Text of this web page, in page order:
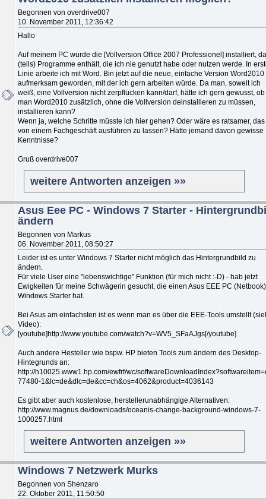
Begonnen von overdrive007
10. November 2011, 12:36:42
Hallo
Auf meinem PC wurde die [Vollversion Office 2007 Professionel] installiert,
(teils) Programme enthält, die ich nie genutzt habe oder nutzen werde. In
Linie arbeite ich mit Word. Bin jetzt auf die neue, einfache Version Word2010
aufmerksam geworden, mit der ich gern arbeiten würde. Da man, soweit ich
weiß, eine Vollversion nicht zerpflücken kann/darf, hätte ich gern gewusst, ob
man Word2010 zusätzlich, ohne die Vollversion deinstallieren zu müssen,
installieren kann?
Wenn ja, welche Schritte müsste ich hier gehen? Oder wäre es ratsamer, das
von einem Fachgeschäft ausführen zu lassen? Hätte jemand davon gewisse
Kenntnisse?
Gruß overdrive007
weitere Antworten anzeigen »»
Asus Eee PC - Windows 7 Starter -
ändern
Begonnen von Markus
06. November 2011, 08:50:27
Leider ist es unter Windows 7 Starter nicht möglich das Hintergrundbild zu
ändern.
Für viele User eine "lebenswichtige" Funktion (für mich nicht :-D) - hab jetzt
Ewigkeiten für meine Schwägerin gesucht, die einen Asus EEE PC
Windows Starter hat.
Bei Asus am einfachsten ist es wenn man es über die EEE-Tools umstellt
Video):
[youtube]http://www.youtube.com/watch?v=WV5_SFaAJgs[/youtube]
Auch andere Hesteller wie bspw. HP bieten Tools zum ändern des Desktop-
Hintegrunds an:
http://h10025.www1.hp.com/ewfrf/wc/
77480-1&lc=de&dlc=de&cc=ch&os=4062&product=4036143
Es gibt aber auch kostenlose, herstellerunabhängige Alternativen:
http://www.magnus.de/downloads/oceanis-change-background-windows-7-
1000257.html
weitere Antworten anzeigen »»
Windows 7 Netzwerk Murks
Begonnen von Shenzaro
22. Oktober 2011, 11:50:50